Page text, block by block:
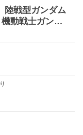
陸戦型ガンダム
機動戦士ガンダ